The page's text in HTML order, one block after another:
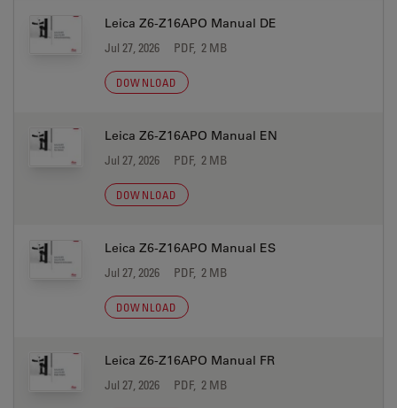
Leica Z6-Z16APO Manual DE
Jul 27, 2026 PDF, 2 MB
DOWNLOAD
Leica Z6-Z16APO Manual EN
Jul 27, 2026 PDF, 2 MB
DOWNLOAD
Leica Z6-Z16APO Manual ES
Jul 27, 2026 PDF, 2 MB
DOWNLOAD
Leica Z6-Z16APO Manual FR
Jul 27, 2026 PDF, 2 MB